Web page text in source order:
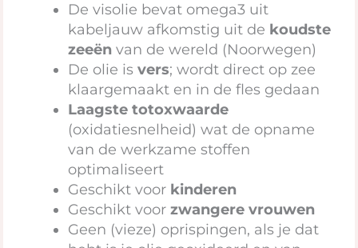
De visolie bevat omega3 uit
kabeljauw afkomstig uit de koudste
zeeënvan de wereld (Noorwegen)
De olie is vers; wordt direct op zee
klaargemaakt en in de fles gedaan
Laagste totoxwaarde
(oxidatiesnelheid) wat de opname
van de werkzame stoffen
optimaliseert
Geschikt voor kinderen
Geschikt voor zwangere vrouwen
Geen (vieze) oprispingen, als je dat